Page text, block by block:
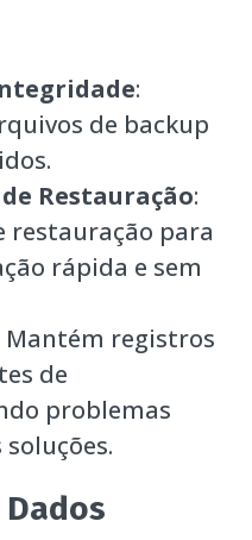
:
de backup
Restauração:
restauração para
rápida e sem
Mantém registros
de
problemas